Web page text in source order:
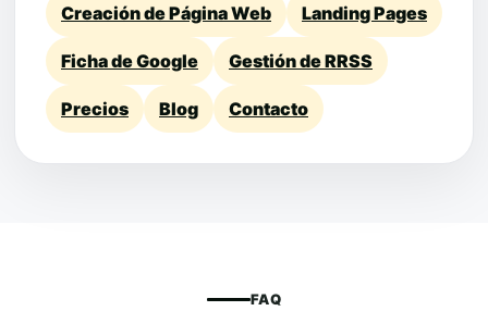
Creación de Página Web Landing Pages
Ficha de Google Gestión de RRSS
Precios Blog Contacto
FAQ